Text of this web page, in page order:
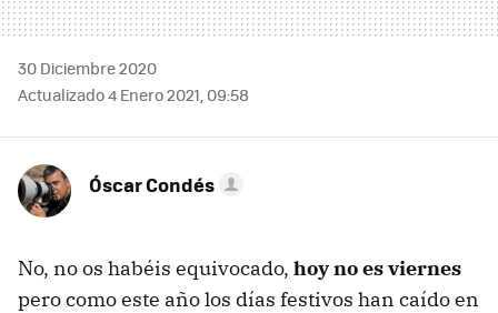
30 Diciembre 2020
Actualizado 4 Enero 2021, 09:58
Óscar Condés
No, no os habéis equivocado, hoy no es viernes
pero como este año los días festivos han caído en